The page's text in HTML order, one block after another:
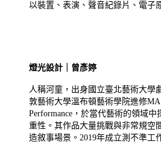
以裝置、表演、聲音紀錄片、電子
燈光設計｜曾彥婷
人稱河童，出身國立臺北藝術大學
敦藝術大學溫布頓藝術學院進修MA
Performance，於當代藝術的領域
重性。其作品大量挑戰與非常規空
造敘事場景。2019年成立測不準工